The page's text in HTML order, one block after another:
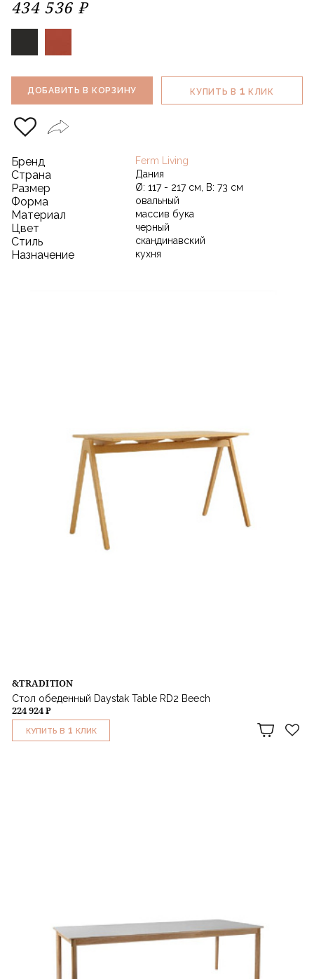
434 536 ₽
ДОБАВИТЬ В КОРЗИНУ КУПИТЬ В 1 КЛИК
Бренд Ferm Living
Страна Дания
Размер Ø: 117 - 217 см, В: 73 см
Форма овальный
Материал массив бука
Цвет черный
Стиль скандинавский
Назначение кухня
&TRADITION
Стол обеденный Daystak Table RD2 Beech
224 924 ₽
КУПИТЬ В 1 КЛИК